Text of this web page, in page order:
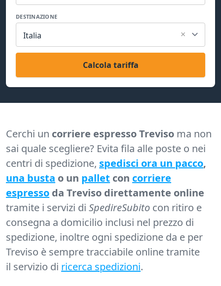
DESTINAZIONE
Italia ×
Calcola tariffa
Cerchi un corriere espresso Treviso ma non
sai quale scegliere? Evita fila alle poste o nei
centri di spedizione, spedisci ora un pacco,
una busta o un pallet con corriere
espresso da Treviso direttamente online
tramite i servizi di SpedireSubito con ritiro e
consegna a domicilio inclusi nel prezzo di
spedizione, inoltre ogni spedizione da e per
Treviso è sempre tracciabile online tramite
il servizio di ricerca spedizioni.